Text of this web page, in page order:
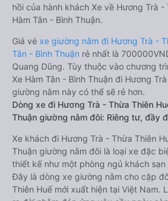
hồi của hành khách Xe về Hương Trà
Hàm Tân - Bình Thuận.
Giá vé xe giường nằm đi Hương Trà -
Tân - Bình Thuận rẻ nhất là
Quang Dũng. Tùy thuộc vào chương
Xe Hàm Tân - Bình Thuận đi Hương
giường nằm này có thể sẽ rẻ hơn.
Dòng xe đi Hương Trà - Thừa Thiên
Thuận giường nằm đôi: Riêng tư, đầy
Xe khách đi Hương Trà - Thừa Thiên
Thuận giường nằm đôi là loại xe đặc
thiết kế như một phòng ngủ khách
Đây là dòng xe giường nằm cho cặp
Thiên Huế mới xuất hiện tại Việt Nam.